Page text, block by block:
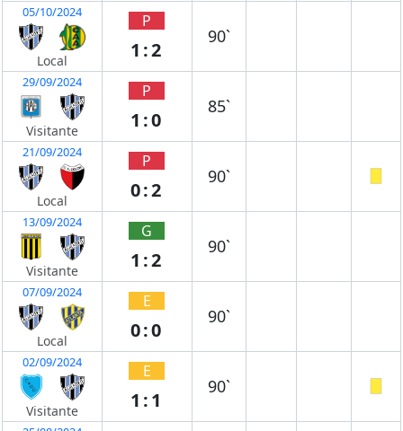
05/10/2024
Local
P
1:2
90`
29/09/2024
Visitante
P
1:0
85`
21/09/2024
Local
P
0:2
90`
13/09/2024
Visitante
G
1:2
90`
07/09/2024
Local
E
0:0
90`
02/09/2024
Visitante
E
1:1
90`